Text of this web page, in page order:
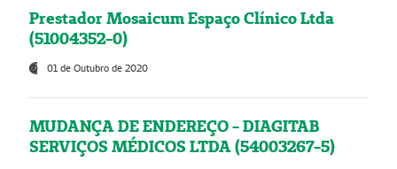
Prestador Mosaicum Espaço Clínico Ltda
(51004352-0)
01 de Outubro de 2020
MUDANÇA DE ENDEREÇO - DIAGITAB
SERVIÇOS MÉDICOS LTDA (54003267-5)